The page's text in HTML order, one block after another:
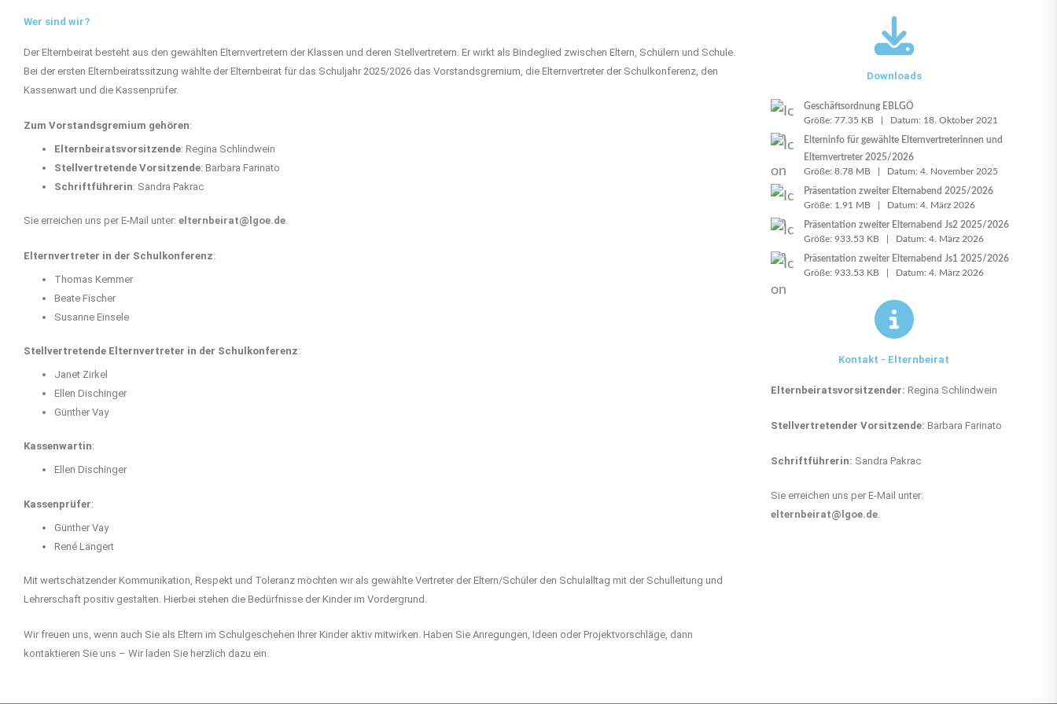
Wer sind wir?
Der Elternbeirat besteht aus den gewählten Elternvertretern der Klassen und deren Stellvertretern. Er wirkt als Bindeglied zwischen Eltern, Schülern und Schule.
Bei der ersten Elternbeiratssitzung wählte der Elternbeirat für das Schuljahr 2025/2026 das Vorstandsgremium, die Elternvertreter der Schulkonferenz, den
Kassenwart und die Kassenprüfer.
Zum Vorstandsgremium gehören:
Elternbeiratsvorsitzende: Regina Schlindwein
Stellvertretende Vorsitzende: Barbara Farinato
Schriftführerin: Sandra Pakrac
Sie erreichen uns per E-Mail unter: elternbeirat@lgoe.de.
Elternvertreter in der Schulkonferenz:
Thomas Kemmer
Beate Fischer
Susanne Einsele
Stellvertretende Elternvertreter in der Schulkonferenz:
Janet Zirkel
Ellen Dischinger
Günther Vay
Kassenwartin:
Ellen Dischinger
Kassenprüfer:
Günther Vay
René Längert
Mit wertschätzender Kommunikation, Respekt und Toleranz möchten wir als gewählte Vertreter der Eltern/Schüler den Schulalltag mit der Schulleitung und
Lehrerschaft positiv gestalten. Hierbei stehen die Bedürfnisse der Kinder im Vordergrund.
Wir freuen uns, wenn auch Sie als Eltern im Schulgeschehen Ihrer Kinder aktiv mitwirken. Haben Sie Anregungen, Ideen oder Projektvorschläge, dann
kontaktieren Sie uns – Wir laden Sie herzlich dazu ein.
Downloads
Geschäftsordnung EBLGÖ
Größe: 77.35 KB | Datum: 18. Oktober 2021
Elterninfo für gewählte Elternvertreterinnen und
Elternvertreter 2025/2026
Größe: 8.78 MB | Datum: 4. November 2025
Präsentation zweiter Elternabend 2025/2026
Größe: 1.91 MB | Datum: 4. März 2026
Präsentation zweiter Elternabend Js2 2025/2026
Größe: 933.53 KB | Datum: 4. März 2026
Präsentation zweiter Elternabend Js1 2025/2026
Größe: 933.53 KB | Datum: 4. März 2026
Kontakt - Elternbeirat
Elternbeiratsvorsitzender: Regina Schlindwein
Stellvertretender Vorsitzende: Barbara Farinato
Schriftführerin: Sandra Pakrac
Sie erreichen uns per E-Mail unter:
elternbeirat@lgoe.de.